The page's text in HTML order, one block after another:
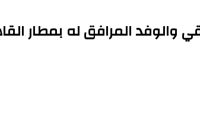
والوفد المرافق له بمطار